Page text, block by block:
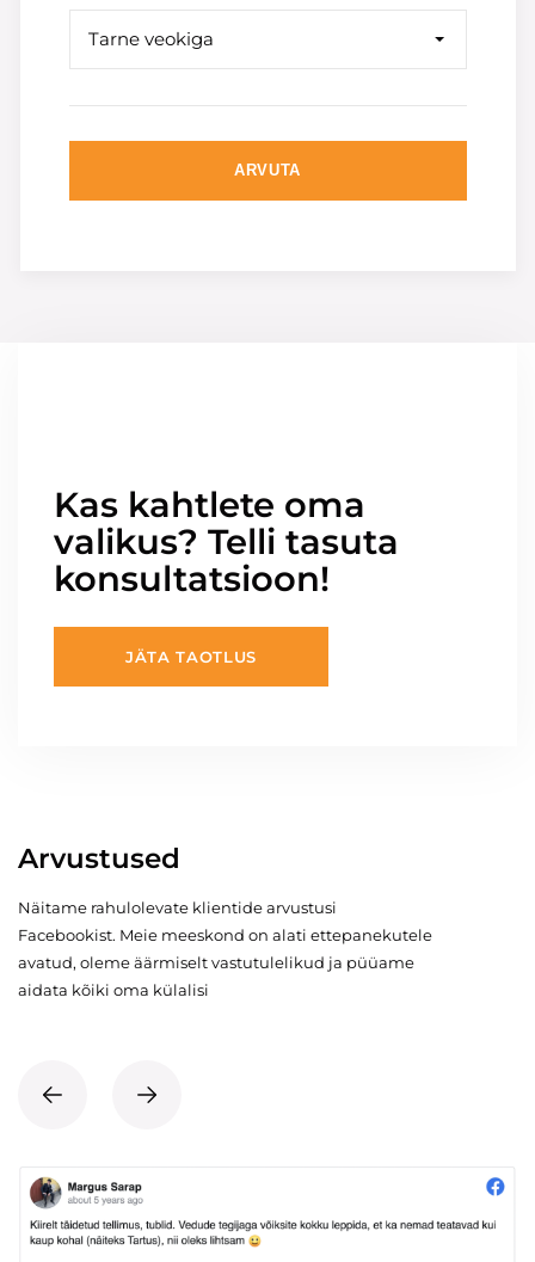
Tarne veokiga
ARVUTA
Kas kahtlete oma
valikus? Telli tasuta
konsultatsioon!
JÄTA TAOTLUS
Arvustused
Näitame rahulolevate klientide arvustusi
Facebookist. Meie meeskond on alati ettepanekutele
avatud, oleme äärmiselt vastutulelikud ja püüame
aidata kõiki oma külalisi